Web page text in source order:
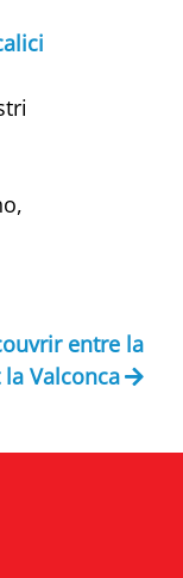
entre la
Valconca